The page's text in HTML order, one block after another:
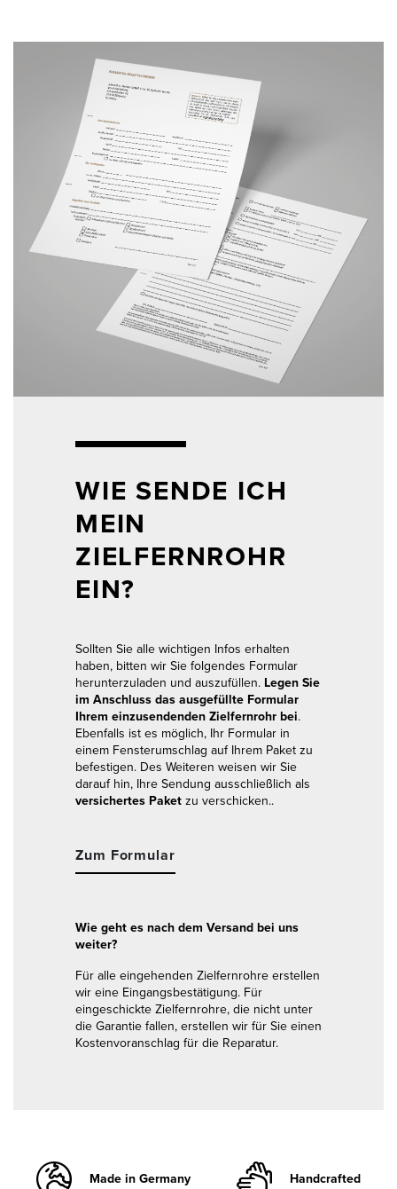
WIE SENDE ICH
MEIN
ZIELFERNROHR
EIN?
Sollten Sie alle wichtigen Infos erhalten
haben, bitten wir Sie folgendes Formular
herunterzuladen und auszufüllen. Legen Sie
im Anschluss das ausgefüllte Formular
Ihrem einzusendenden Zielfernrohr bei.
Ebenfalls ist es möglich, Ihr Formular in
einem Fensterumschlag auf Ihrem Paket zu
befestigen. Des Weiteren weisen wir Sie
darauf hin, Ihre Sendung ausschließlich als
versichertes Paket zu verschicken..
Zum Formular
Wie geht es nach dem Versand bei uns
weiter?
Für alle eingehenden Zielfernrohre erstellen
wir eine Eingangsbestätigung. Für
eingeschickte Zielfernrohre, die nicht unter
die Garantie fallen, erstellen wir für Sie einen
Kostenvoranschlag für die Reparatur.
Made in Germany
Handcrafted